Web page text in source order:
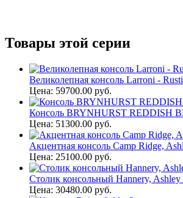
Товары этой серии
Великолепная консоль Larroni -
Цена: 59700.00 руб.
Консоль BRYNHURST REDDISH
Цена: 51300.00 руб.
Акцентная консоль Camp Ridge,
Цена: 25100.00 руб.
Столик консольный Hannery, Ashley
Цена: 30480.00 руб.